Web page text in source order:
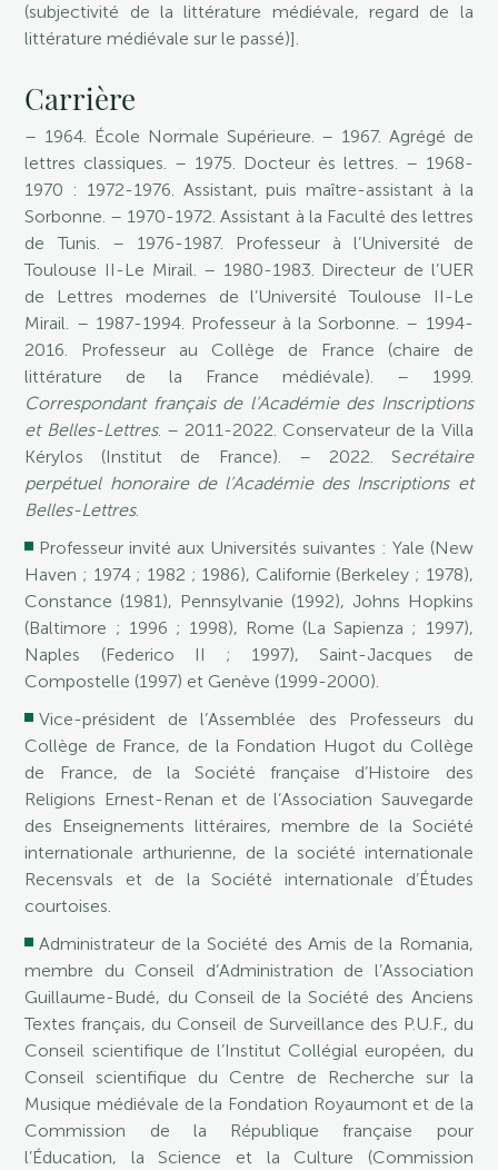
(subjectivité de la littérature médiévale, regard de la
littérature médiévale sur le passé)].
Carrière
– 1964. École Normale Supérieure. – 1967. Agrégé de
lettres classiques. – 1975. Docteur ès lettres. – 1968-
1970 : 1972-1976. Assistant, puis maître-assistant à la
Sorbonne. – 1970-1972. Assistant à la Faculté des lettres
de Tunis. – 1976-1987. Professeur à l’Université de
Toulouse II-Le Mirail. – 1980-1983. Directeur de l’UER
de Lettres modernes de l’Université Toulouse II-Le
Mirail. – 1987-1994. Professeur à la Sorbonne. – 1994-
2016. Professeur au Collège de France (chaire de
littérature de la France médiévale). – 1999.
Correspondant français de l’Académie des Inscriptions
et Belles-Lettres. – 2011-2022. Conservateur de la Villa
Kérylos (Institut de France). – 2022. Secrétaire
perpétuel honoraire de l’Académie des Inscriptions et
Belles-Lettres.
Professeur invité aux Universités suivantes : Yale (New
Haven ; 1974 ; 1982 ; 1986), Californie (Berkeley ; 1978),
Constance (1981), Pennsylvanie (1992), Johns Hopkins
(Baltimore ; 1996 ; 1998), Rome (La Sapienza ; 1997),
Naples (Federico II ; 1997), Saint-Jacques de
Compostelle (1997) et Genève (1999-2000).
Vice-président de l’Assemblée des Professeurs du
Collège de France, de la Fondation Hugot du Collège
de France, de la Société française d’Histoire des
Religions Ernest-Renan et de l’Association Sauvegarde
des Enseignements littéraires, membre de la Société
internationale arthurienne, de la société internationale
Recensvals et de la Société internationale d’Études
courtoises.
Administrateur de la Société des Amis de la Romania,
membre du Conseil d’Administration de l’Association
Guillaume-Budé, du Conseil de la Société des Anciens
Textes français, du Conseil de Surveillance des P.U.F., du
Conseil scientifique de l’Institut Collégial européen, du
Conseil scientifique du Centre de Recherche sur la
Musique médiévale de la Fondation Royaumont et de la
Commission de la République française pour
l’Éducation, la Science et la Culture (Commission